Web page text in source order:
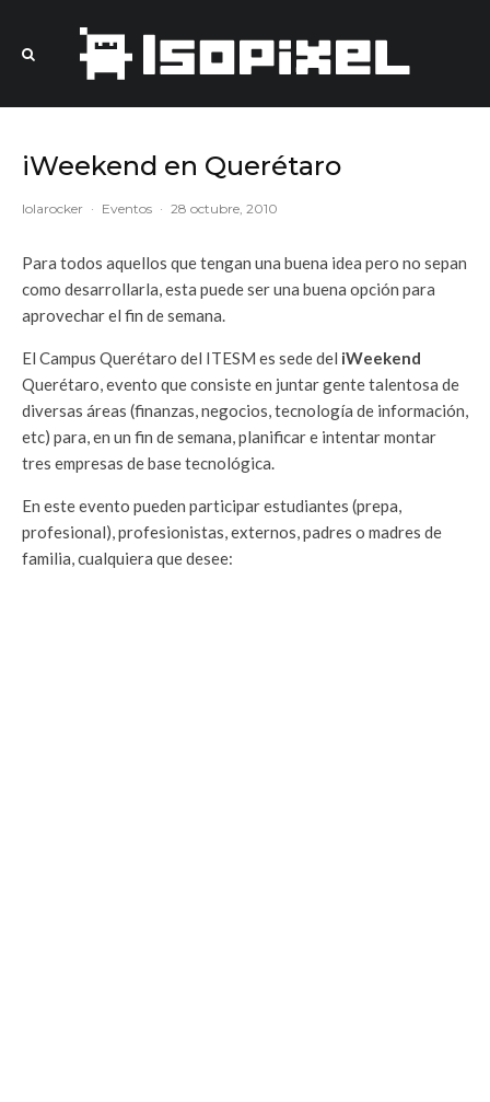
iWeekend en Querétaro
lolarocker · Eventos · 28 octubre, 2010
Para todos aquellos que tengan una buena idea pero no sepan
como desarrollarla, esta puede ser una buena opción para
aprovechar el fin de semana.
El Campus Querétaro del ITESM es sede del iWeekend
Querétaro, evento que consiste en juntar gente talentosa de
diversas áreas (finanzas, negocios, tecnología de información,
etc) para, en un fin de semana, planificar e intentar montar
tres empresas de base tecnológica.
En este evento pueden participar estudiantes (prepa,
profesional), profesionistas, externos, padres o madres de
familia, cualquiera que desee: